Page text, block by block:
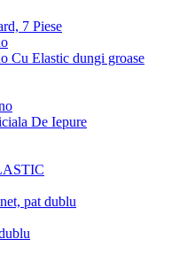
7 Piese
Cu Elastic dungi groase
De Iepure
pat dublu